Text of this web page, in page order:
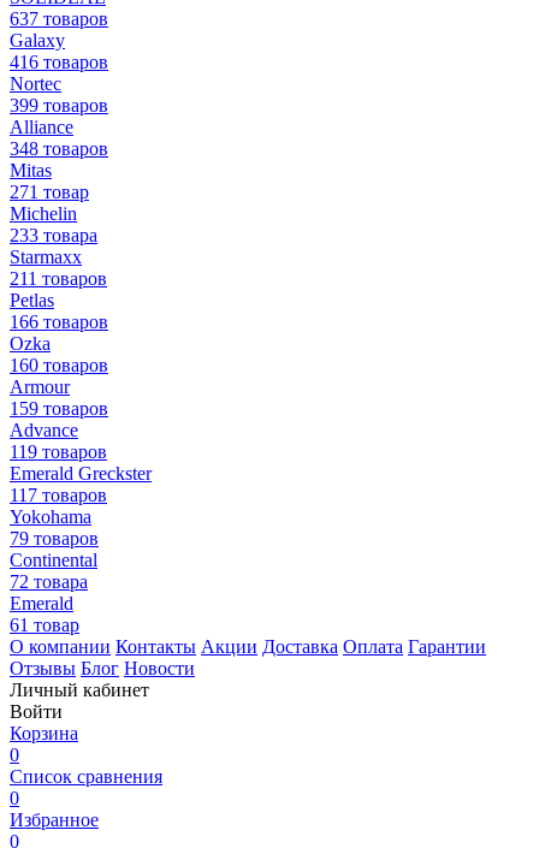
637 товаров
Galaxy
416 товаров
Nortec
399 товаров
Alliance
348 товаров
Mitas
271 товар
Michelin
233 товара
Starmaxx
211 товаров
Petlas
166 товаров
Ozka
160 товаров
Armour
159 товаров
Advance
119 товаров
Emerald Greckster
117 товаров
Yokohama
79 товаров
Continental
72 товара
Emerald
61 товар
О компании Контакты Акции Доставка Оплата Гарантии
Отзывы Блог Новости
Личный кабинет
Войти
Корзина
0
Список сравнения
0
Избранное
0